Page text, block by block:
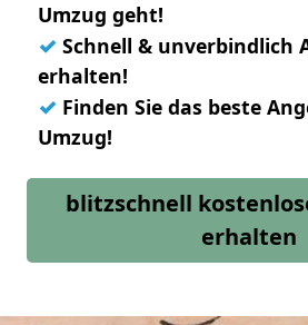
Umzug geht!
✓ Schnell & unverbindlich
erhalten!
✓ Finden Sie das beste
Umzug!
blitzschnell
erhalten